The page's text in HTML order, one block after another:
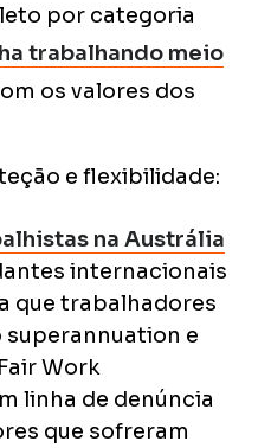
por categoria
trabalhando meio
os valores dos
e flexibilidade:
na Austrália
internacionais
que trabalhadores
e
Work
linha de denúncia
que sofreram